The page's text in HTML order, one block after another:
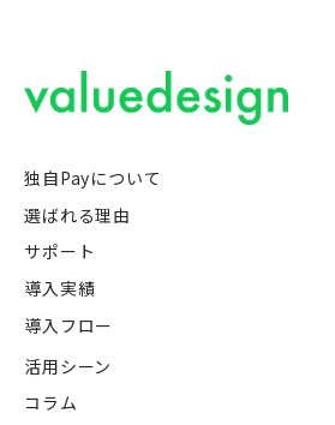
独自Payについて
選ばれる理由
サポート
導入実績
導入フロー
活用シーン
コラム